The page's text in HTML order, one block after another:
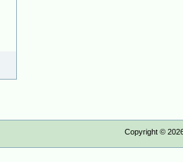
Copyright ©